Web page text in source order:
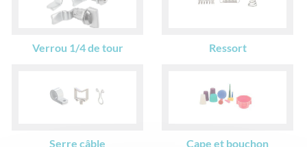
Verrou 1/4 de tour Ressort
Serre câble Cape et bouchon